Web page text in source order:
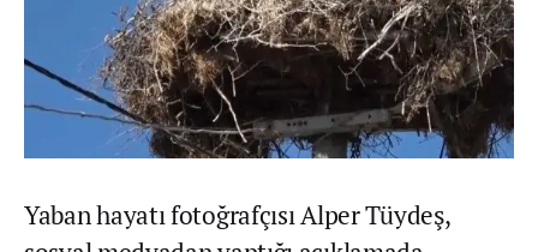
Yaban hayatı fotoğrafçısı Alper Tüydeş,